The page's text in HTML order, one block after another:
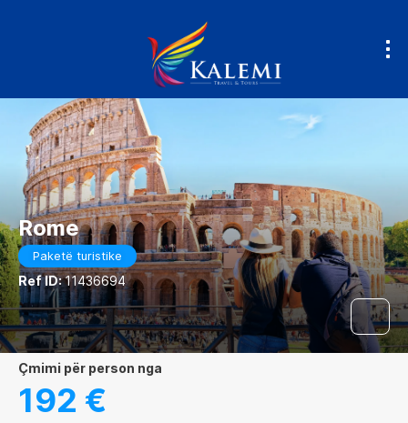
Rome
Paketë turistike
Ref ID:11436694
çmimi për person nga
192 €